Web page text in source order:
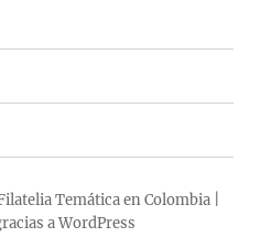
Temática en Colombia |
a WordPress